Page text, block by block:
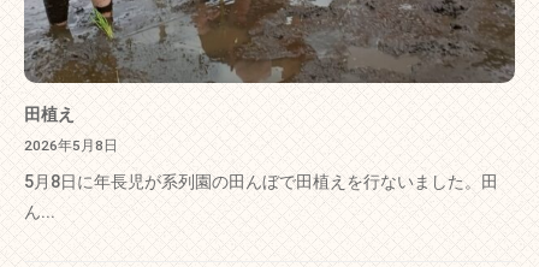
田植え
2026年5月8日
5月8日に年長児が系列園の田んぼで田植えを行ないました。田
ん...